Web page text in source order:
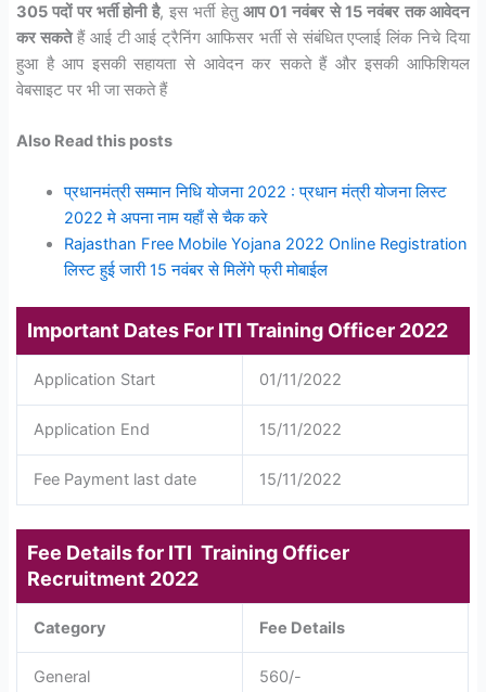
305 पदों पर भर्ती होनी है, इस भर्ती हेतु आप 01 नवंबर से 15 नवंबर तक आवेदन
कर सकतेहैं आई टी आई ट्रैनिंग आफिसर भर्ती से संबंधित एप्लाई लिंक निचे दिया
हुआ है आप इसकी सहायता से आवेदन कर सकते हैं और इसकी आफिशियल
वेबसाइट पर भी जा सकते हैं
Also Read this posts
प्रधानमंत्री सम्मान निधि योजना 2022 : प्रधान मंत्री योजना लिस्ट
2022 मे अपना नाम यहाँ से चैक करे
Rajasthan Free Mobile Yojana 2022 Online Registration
लिस्ट हुई जारी 15 नवंबर से मिलेंगे फ्री मोबाईल
Important Dates For ITITraining Officer 2022
Application Start 01/11/2022
Application End 15/11/2022
Fee Payment last date 15/11/2022
Fee Details for ITITraining Officer
Recruitment 2022
Category Fee Details
General 560/-